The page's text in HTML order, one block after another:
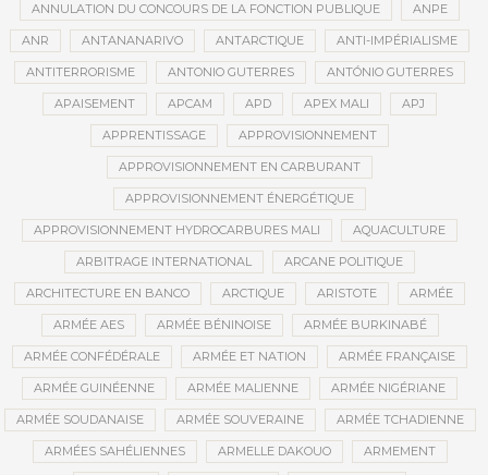
ANNULATION DU CONCOURS DE LA FONCTION PUBLIQUE ANPE
ANR ANTANANARIVO ANTARCTIQUE ANTI-IMPÉRIALISME
ANTITERRORISME ANTONIO GUTERRES ANTÓNIO GUTERRES
APAISEMENT APCAM APD APEX MALI APJ
APPRENTISSAGE APPROVISIONNEMENT
APPROVISIONNEMENT EN CARBURANT
APPROVISIONNEMENT ÉNERGÉTIQUE
APPROVISIONNEMENT HYDROCARBURES MALI AQUACULTURE
ARBITRAGE INTERNATIONAL ARCANE POLITIQUE
ARCHITECTURE EN BANCO ARCTIQUE ARISTOTE ARMÉE
ARMÉE AES ARMÉE BÉNINOISE ARMÉE BURKINABÉ
ARMÉE CONFÉDÉRALE ARMÉE ET NATION ARMÉE FRANÇAISE
ARMÉE GUINÉENNE ARMÉE MALIENNE ARMÉE NIGÉRIANE
ARMÉE SOUDANAISE ARMÉE SOUVERAINE ARMÉE TCHADIENNE
ARMÉES SAHÉLIENNES ARMELLE DAKOUO ARMEMENT